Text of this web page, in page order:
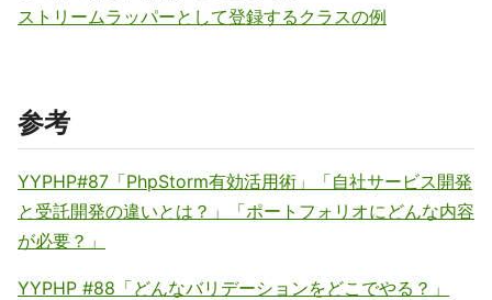
ストリームラッパーとして登録するクラスの例
参考
YYPHP#87「PhpStorm有効活用術」「自社サービス開発
と受託開発の違いとは？」「ポートフォリオにどんな内容
が必要？」
YYPHP #88「どんなバリデーションをどこでやる？」